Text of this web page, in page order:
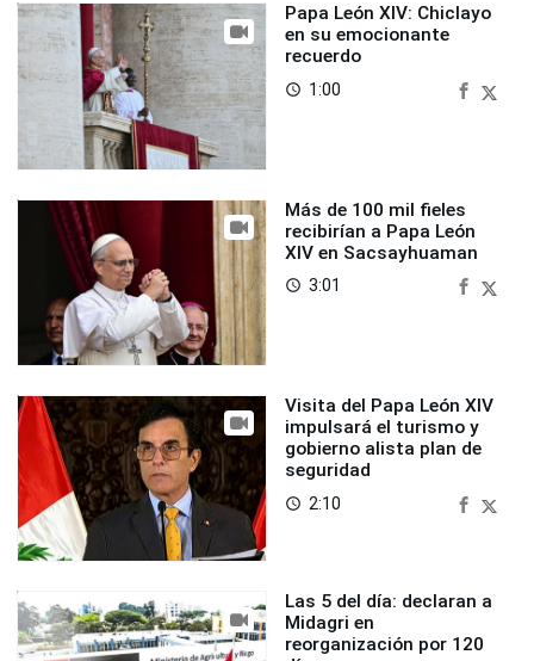
Papa León XIV: Chiclayo
en su emocionante
recuerdo
access_time 1:00
Más de 100 mil fieles
recibirían a Papa León
XIV en Sacsayhuaman
access_time 3:01
Visita del Papa León XIV
impulsará el turismo y
gobierno alista plan de
seguridad
access_time 2:10
Las 5 del día: declaran a
Midagri en
reorganización por 120